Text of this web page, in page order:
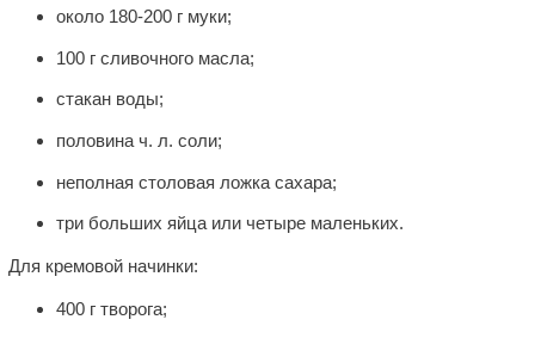
около 180-200 г муки;
100 г сливочного масла;
стакан воды;
половина ч. л. соли;
неполная столовая ложка сахара;
три больших яйца или четыре маленьких.
Для кремовой начинки:
400 г творога;